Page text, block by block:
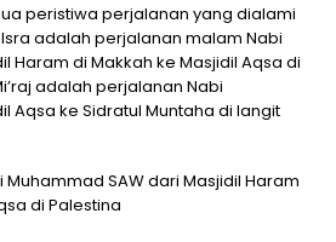
peristiwa perjalanan yang dialami
adalah perjalanan malam Nabi
Haram di Makkah ke Masjidil Aqsa di
adalah perjalanan Nabi
Aqsa ke Sidratul Muntaha di langit
SAW dari Masjidil Haram
di Palestina